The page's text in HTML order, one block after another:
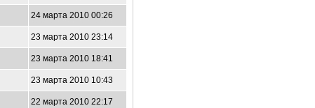
24 марта 2010 00:26
23 марта 2010 23:14
23 марта 2010 18:41
23 марта 2010 10:43
22 марта 2010 22:17